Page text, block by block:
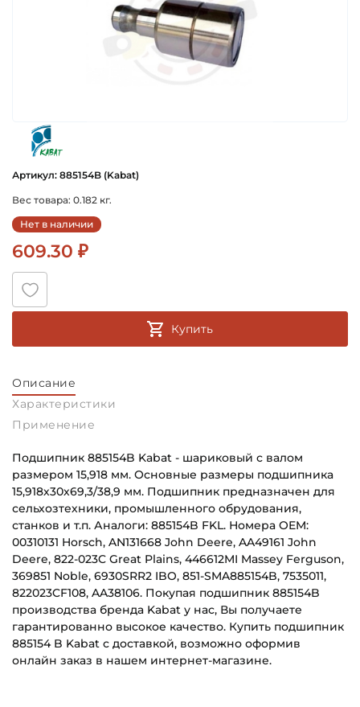
Артикул: 885154B (Kabat)
Вес товара: 0.182 кг.
Нет в наличии
609.30 ₽
Купить
Описание
Характеристики
Применение
Подшипник 885154B Kabat - шариковый с валом
размером 15,918 мм. Основные размеры подшипника
15,918х30х69,3/38,9 мм. Подшипник предназначен для
сельхозтехники, промышленного обрудования,
станков и т.п. Аналоги: 885154B FKL. Номера OEM:
00310131 Horsch, AN131668 John Deere, AA49161 John
Deere, 822-023C Great Plains, 446612MI Massey Ferguson,
369851 Noble, 6930SRR2 IBO, 851-SMA885154B, 7535011,
822023CF108, AA38106. Покупая подшипник 885154B
производства бренда Kabat у нас, Вы получаете
гарантированно высокое качество. Купить подшипник
885154 B Kabat с доставкой, возможно оформив
онлайн заказ в нашем интернет-магазине.